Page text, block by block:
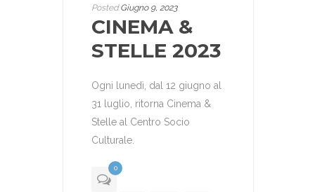
PostedGiugno 9, 2023
CINEMA &
STELLE 2023
Ogni lunedì, dal 12 giugno al
31 luglio, ritorna Cinema &
Stelle al Centro Socio
Culturale.
0